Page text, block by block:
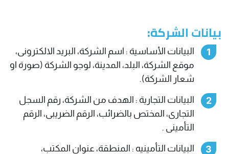
بيانات الشركة:
البيانات الأساسية : اسم الشركة، البريد الالكترونى،
موقع الشركة، البلد، المدينة، لوجو الشركة (صورة او
شعار الشركة).
البيانات التجارية : الهدف من الشركة، رقم السجل
التجارى، المختص بالضرائب، الرقم الضريبى، الرقم
التأمينى .
البيانات التأمينيه : المنطقة، عنوان المكتب،